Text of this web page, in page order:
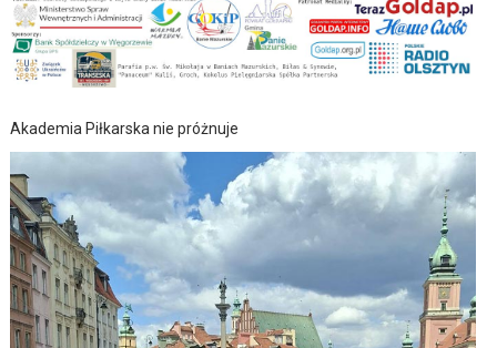
Akademia Piłkarska nie próżnuje